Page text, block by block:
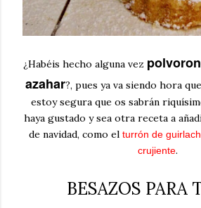
¿Habéis hecho alguna vez
azahar?, pues ya va siendo hora
estoy segura que os sabrán
haya gustado y sea otra receta a
de navidad, como el turrón de
crujiente.
BESAZOS PARA